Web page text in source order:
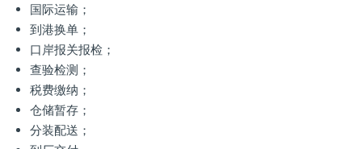
国际运输；
到港换单；
口岸报关报检；
查验检测；
税费缴纳；
仓储暂存；
分装配送；